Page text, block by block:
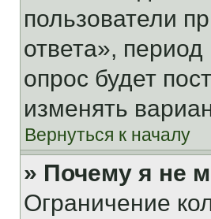
пользователи
ответа»,
опрос будет
изменять
Вернуться к началу
» Почему я не
Ограничение